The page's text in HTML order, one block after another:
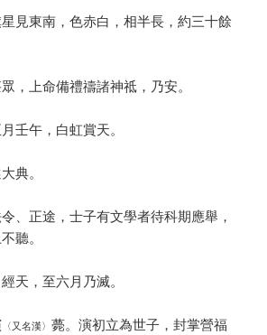
見東南，色赤白，相半長，約三十餘
，上命備禮禱諸神祗，乃安。
壬午，白虹賞天。
典。
、正途，士子有文學者待科期應舉，
聽。
天，至六月乃滅。
〈又名漢〉薨。演初立為世子，封掌營福